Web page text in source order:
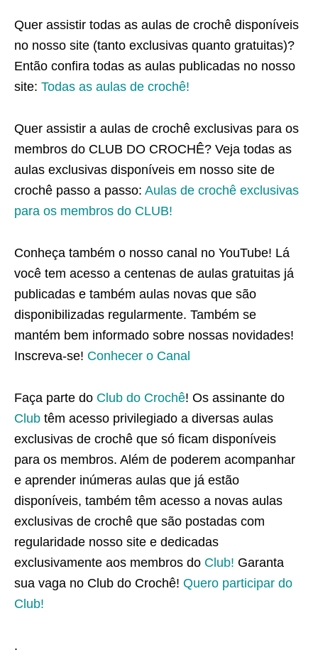
Quer assistir todas as aulas de crochê disponíveis
no nosso site (tanto exclusivas quanto gratuitas)?
Então confira todas as aulas publicadas no nosso
site: Todas as aulas de crochê!
Quer assistir a aulas de crochê exclusivas para os
membros do CLUB DO CROCHÊ? Veja todas as
aulas exclusivas disponíveis em nosso site de
crochê passo a passo: Aulas de crochê exclusivas
para os membros do CLUB!
Conheça também o nosso canal no YouTube! Lá
você tem acesso a centenas de aulas gratuitas já
publicadas e também aulas novas que são
disponibilizadas regularmente. Também se
mantém bem informado sobre nossas novidades!
Inscreva-se! Conhecer o Canal
Faça parte do Club do Crochê! Os assinante do
Club têm acesso privilegiado a diversas aulas
exclusivas de crochê que só ficam disponíveis
para os membros. Além de poderem acompanhar
e aprender inúmeras aulas que já estão
disponíveis, também têm acesso a novas aulas
exclusivas de crochê que são postadas com
regularidade nosso site e dedicadas
exclusivamente aos membros do Club! Garanta
sua vaga no Club do Crochê! Quero participar do
Club!
.